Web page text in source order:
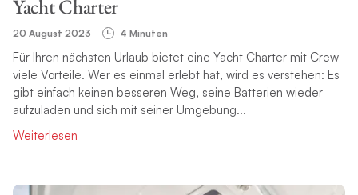
Yacht Charter
20 August 2023 4 Minuten
Für Ihren nächsten Urlaub bietet eine Yacht Charter mit Crew
viele Vorteile. Wer es einmal erlebt hat, wird es verstehen: Es
gibt einfach keinen besseren Weg, seine Batterien wieder
aufzuladen und sich mit seiner Umgebung...
Weiterlesen